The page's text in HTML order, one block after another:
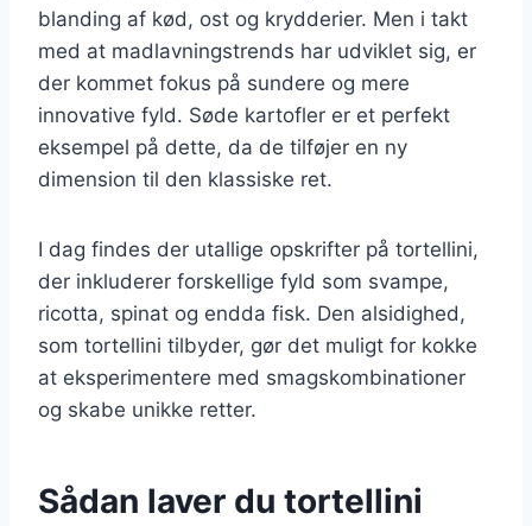
blanding af kød, ost og krydderier. Men i takt
med at madlavningstrends har udviklet sig, er
der kommet fokus på sundere og mere
innovative fyld. Søde kartofler er et perfekt
eksempel på dette, da de tilføjer en ny
dimension til den klassiske ret.
I dag findes der utallige opskrifter på tortellini,
der inkluderer forskellige fyld som svampe,
ricotta, spinat og endda fisk. Den alsidighed,
som tortellini tilbyder, gør det muligt for kokke
at eksperimentere med smagskombinationer
og skabe unikke retter.
Sådan laver du tortellini